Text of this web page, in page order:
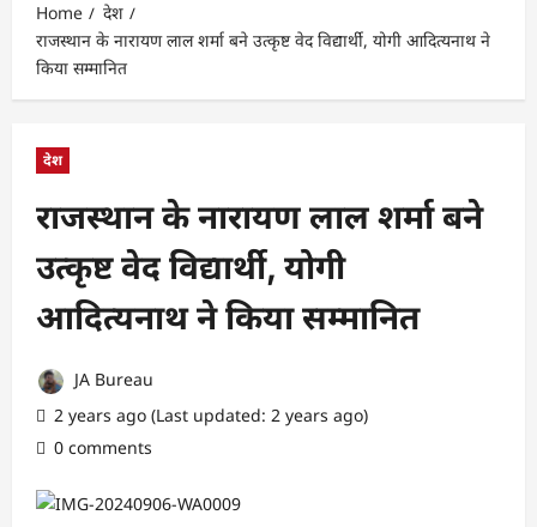
Home
देश
राजस्थान के नारायण लाल शर्मा बने उत्कृष्ट वेद विद्यार्थी, योगी आदित्यनाथ ने
किया सम्मानित
देश
राजस्थान के नारायण लाल शर्मा बने
उत्कृष्ट वेद विद्यार्थी, योगी
आदित्यनाथ ने किया सम्मानित
JA Bureau
2 years ago (Last updated: 2 years ago)
0 comments